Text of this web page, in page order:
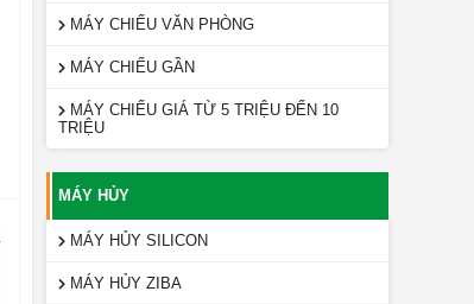
MÁY CHIẾU VĂN PHÒNG
MÁY CHIẾU GẦN
MÁY CHIẾU GIÁ TỪ 5 TRIỆU ĐẾN 10
TRIỆU
MÁY HỦY
MÁY HỦY SILICON
MÁY HỦY ZIBA